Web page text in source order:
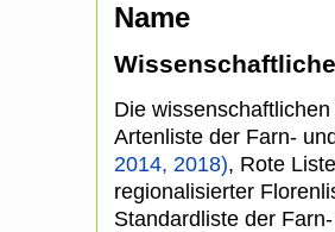
Name
Die
Artenliste der Farn-
2014, 2018), Rote
regionalisierter
Standardliste der